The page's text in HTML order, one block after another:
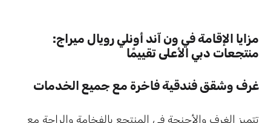
مزايا الإقامة في ون آند أونلي رويال ميراج:
منتجعات دبي الأعلى تقييمًا
غرف وشقق فندقية فاخرة مع جميع الخدمات
تتميز الغرف والأجنحة في المنتجع بالفخامة والراحة مع